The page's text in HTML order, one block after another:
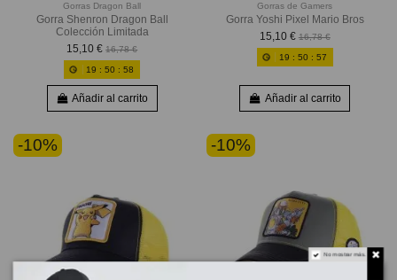
Gorras Dragon Ball
Gorra Shenron Dragon Ball
Colección Limitada
15,10 € 16,78 €
19 :50 :56
Añadir al carrito
Gorras de Gamers
Gorra Yoshi Pixel Mario Bros
15,10 € 16,78 €
19 : 50 : 56
Añadir al carrito
-10% -10%
No mostrar más.